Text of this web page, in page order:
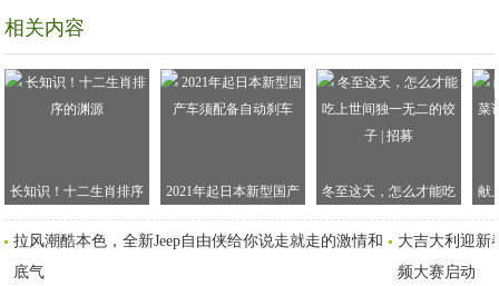
相关内容
长知识！十二生肖排序
的渊源
2021年起日本新型国产
车须配备自动刹车
冬至这天，怎么才能吃
上世间独一无二的饺子 |
招募
献
谱
拉风潮酷本色，全新Jeep自由侠给你说走就走的激情和
底气
大吉大利迎新
频大赛启动